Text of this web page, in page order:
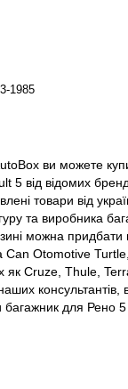
1985
ви можете
5 від відомих
товари від
та виробника
можна придбати
Can Otomotive
як Cruze, Thule,
консультантів,
багажник для Рено